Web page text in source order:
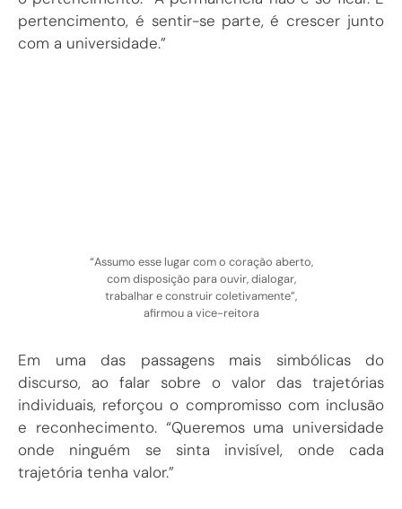
pertencimento, é sentir-se parte, é crescer junto
com a universidade.”
com disposição para ouvir, dialogar,
trabalhar e construir coletivamente”,
afirmou a vice-reitora
Em uma das passagens mais simbólicas do
discurso, ao falar sobre o valor das trajetórias
individuais, reforçou o compromisso com inclusão
e reconhecimento. “Queremos uma universidade
onde ninguém se sinta invisível, onde cada
trajetória tenha valor.”